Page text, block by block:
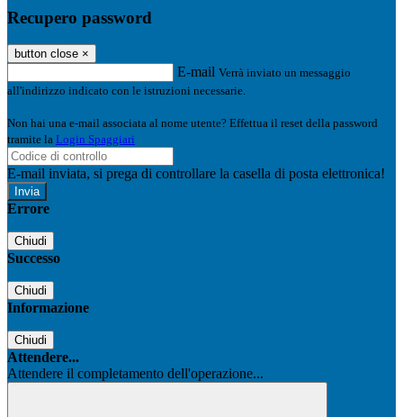
Recupero password
button close ×
E-mail Verrà inviato un messaggio
all'indirizzo indicato con le istruzioni necessarie.
Non hai una e-mail associata al nome utente? Effettua il reset della password
tramite la Login Spaggiari
E-mail inviata, si prega di controllare la casella di posta elettronica!
Errore
Chiudi
Successo
Chiudi
Informazione
Chiudi
Attendere...
Attendere il completamento dell'operazione...